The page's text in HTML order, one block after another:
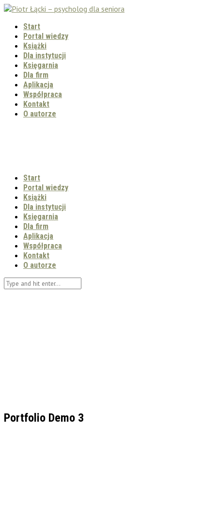
Start
Portal wiedzy
Książki
Dla instytucji
Księgarnia
Dla firm
Aplikacja
Współpraca
Kontakt
O autorze
Start
Portal wiedzy
Książki
Dla instytucji
Księgarnia
Dla firm
Aplikacja
Współpraca
Kontakt
O autorze
Portfolio Demo 3